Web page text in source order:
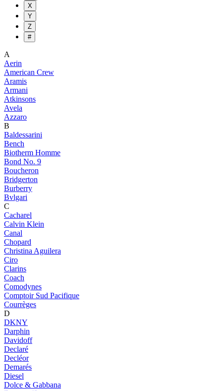
X
Y
Z
#
A
Aerin
American Crew
Aramis
Armani
Atkinsons
Avela
Azzaro
B
Baldessarini
Bench
Biotherm Homme
Bond No. 9
Boucheron
Bridgerton
Burberry
Bvlgari
C
Cacharel
Calvin Klein
Canal
Chopard
Christina Aguilera
Ciro
Clarins
Coach
Comodynes
Comptoir Sud Pacifique
Courrèges
D
DKNY
Darphin
Davidoff
Declaré
Decléor
Demarés
Diesel
Dolce & Gabbana